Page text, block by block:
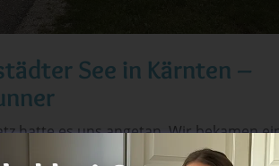
See in Kärnten –
hatte es uns angetan. Wir bekamen
Blick auf den See. Zwar aus der vierten